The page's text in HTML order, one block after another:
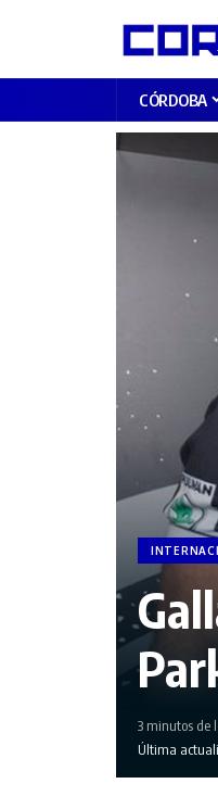
CÓRDOBA
Última
3 minutos de